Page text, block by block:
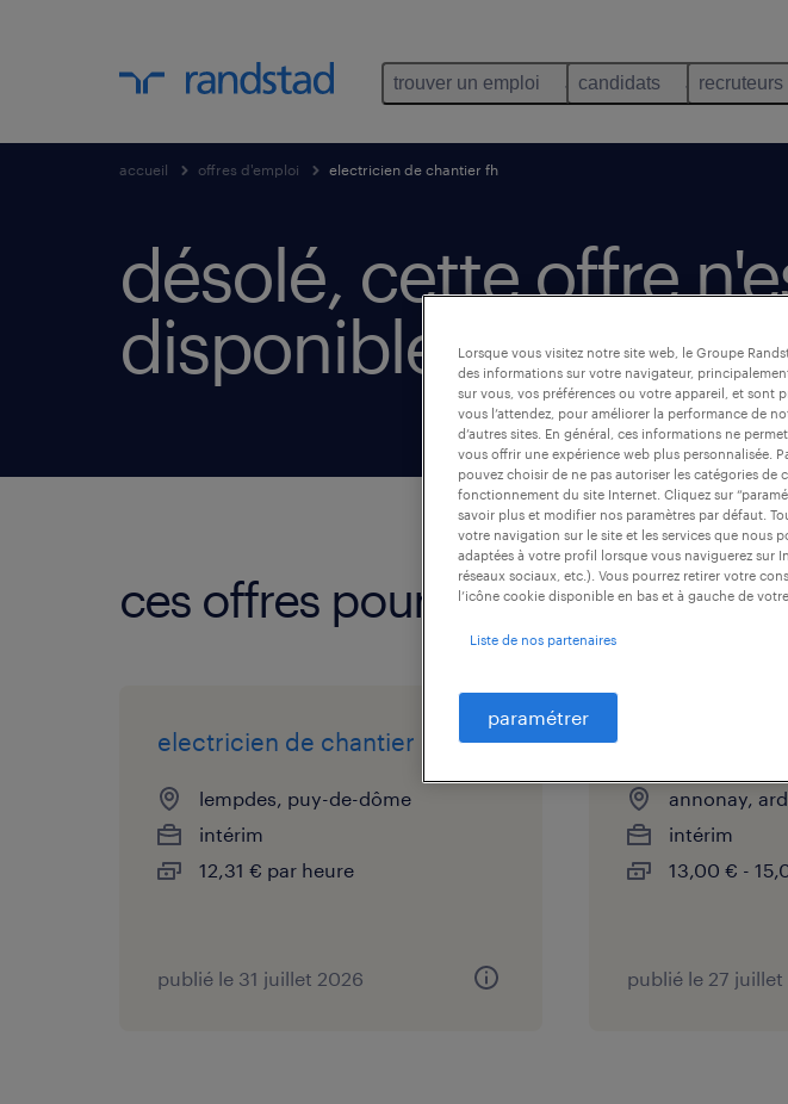
trouver un emploi candidats recruteurs
accueil offres d'emploi electricien de chantier fh
désolé, cette offre
disponible.
ces offres pourraient vous
electricien de chantier (f/h)
lempdes, puy-de-dôme
intérim
12,31 € par heure
publié le 31 juillet 2026
electricien
annonay,
intérim
13,00 € -
publié le 27 juillet
Lorsque vous visitez notre site web, le Groupe
des informations sur votre navigateur,
sur vous, vos préférences ou votre appareil, et
vous l’attendez, pour améliorer la performance de
d’autres sites. En général, ces informations ne
vous offrir une expérience web plus personnalisée.
pouvez choisir de ne pas autoriser les catégories de
fonctionnement du site Internet. Cliquez sur
savoir plus et modifier nos paramètres par défaut.
votre navigation sur le site et les services que nous
adaptées à votre profil lorsque vous naviguerez sur
réseaux sociaux, etc.). Vous pourrez retirer votre
l’icône cookie disponible en bas et à gauche de
Liste de nos partenaires
paramétrer